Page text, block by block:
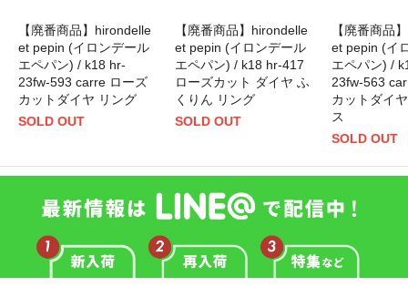
【廃番商品】hirondelle
et pepin (イロンデール
エペパン) / k18 hr-
23fw-593 carre ローズ
カットダイヤ リング
SOLD OUT
【廃番商品】hirondelle
et pepin (イロンデール
エペパン) / k18 hr-417
ローズカット ダイヤ ふ
くりん リング
SOLD OUT
【廃番商品
et pepin (イ
エペパン) /
23fw-563
カットダイ
ス
SOLD OUT